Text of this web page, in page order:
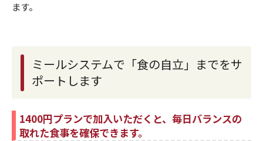
ます。
ミールシステムで「食の自立」までをサ
ポートします
1400円プランで加入いただくと、毎日バランスの
取れた食事を確保できます。